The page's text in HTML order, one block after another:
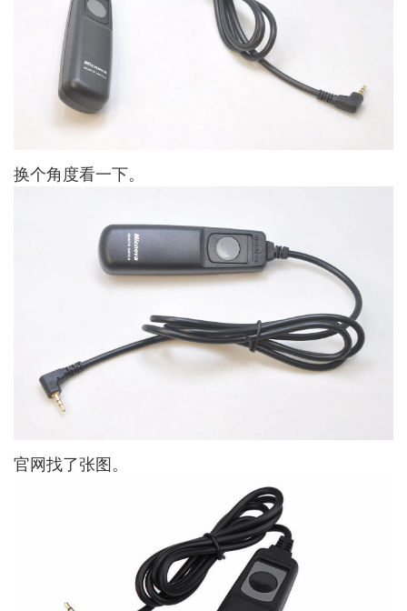
换个角度看一下。
官网找了张图。